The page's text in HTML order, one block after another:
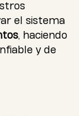
el sistema
, haciendo
y de